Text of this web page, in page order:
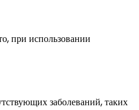
при использовании
заболеваний, таких